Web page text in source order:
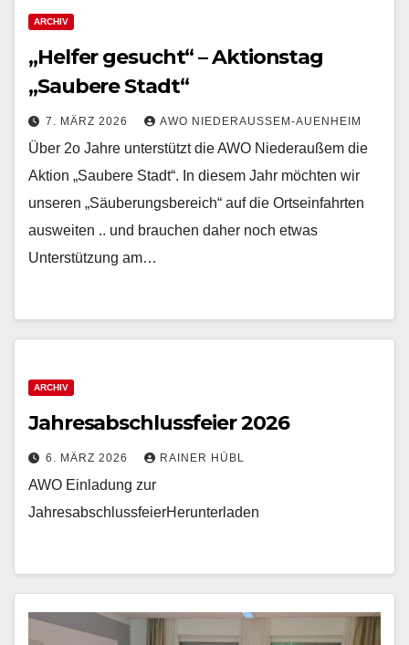
ARCHIV
„Helfer gesucht“ – Aktionstag
„Saubere Stadt“
7. MÄRZ 2026 AWO NIEDERAUSSEM-AUENHEIM
Über 2o Jahre unterstützt die AWO Niederaußem die
Aktion „Saubere Stadt“. In diesem Jahr möchten wir
unseren „Säuberungsbereich“ auf die Ortseinfahrten
ausweiten .. und brauchen daher noch etwas
Unterstützung am…
ARCHIV
Jahresabschlussfeier 2026
6. MÄRZ 2026 RAINER HÜBL
AWO Einladung zur
JahresabschlussfeierHerunterladen